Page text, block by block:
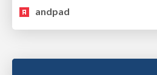
andpad